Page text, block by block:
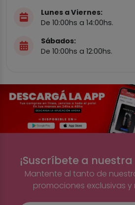
Lunes a Viernes:
De 10:00hs a 14:00hs.
Sábados:
De 10:00hs a 12:00hs.
¡Suscríbete a
Mantente al tanto de
promociones exclusivas y